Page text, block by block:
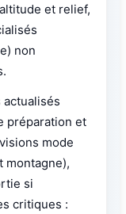
et relief,
non
actualisés
préparation et
mode
montagne),
si
critiques :